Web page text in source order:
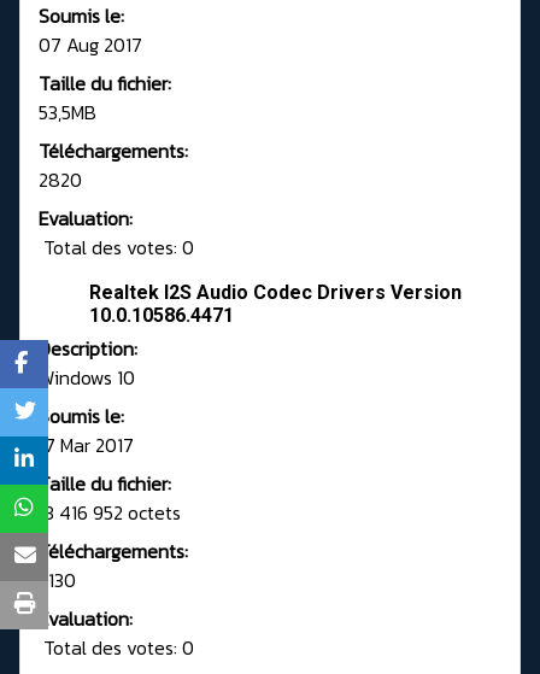
Soumis le:
07 Aug 2017
Taille du fichier:
53,5MB
Téléchargements:
2820
Evaluation:
Total des votes: 0
Realtek I2S Audio Codec Drivers Version
10.0.10586.4471
Description:
Windows 10
Soumis le:
17 Mar 2017
Taille du fichier:
13 416 952 octets
Téléchargements:
2130
Evaluation:
Total des votes: 0